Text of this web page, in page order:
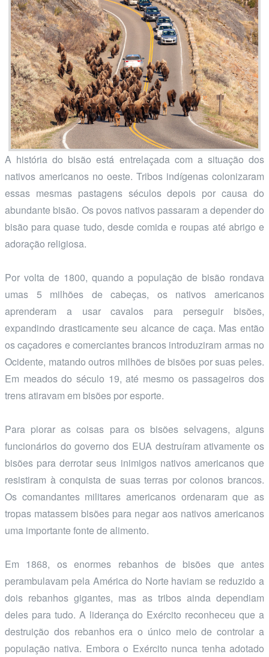
A história do bisão está entrelaçada com a situação dos
nativos americanos no oeste. Tribos indígenas colonizaram
essas mesmas pastagens séculos depois por causa do
abundante bisão. Os povos nativos passaram a depender do
bisão para quase tudo, desde comida e roupas até abrigo e
adoração religiosa.
Por volta de 1800, quando a população de bisão rondava
umas 5 milhões de cabeças, os nativos americanos
aprenderam a usar cavalos para perseguir bisões,
expandindo drasticamente seu alcance de caça. Mas então
os caçadores e comerciantes brancos introduziram armas no
Ocidente, matando outros milhões de bisões por suas peles.
Em meados do século 19, até mesmo os passageiros dos
trens atiravam em bisões por esporte.
Para piorar as coisas para os bisões selvagens, alguns
funcionários do governo dos EUA destruíram ativamente os
bisões para derrotar seus inimigos nativos americanos que
resistiram à conquista de suas terras por colonos brancos.
Os comandantes militares americanos ordenaram que as
tropas matassem bisões para negar aos nativos americanos
uma importante fonte de alimento.
Em 1868, os enormes rebanhos de bisões que antes
perambulavam pela América do Norte haviam se reduzido a
dois rebanhos gigantes, mas as tribos ainda dependiam
deles para tudo. A liderança do Exército reconheceu que a
destruição dos rebanhos era o único meio de controlar a
população nativa. Embora o Exército nunca tenha adotado